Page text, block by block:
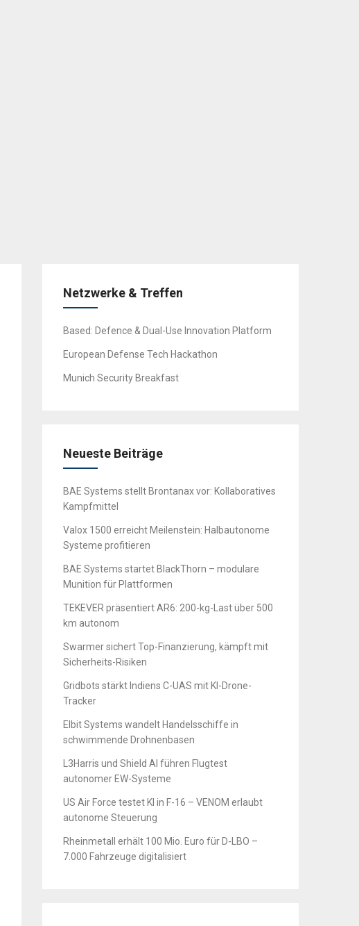
Netzwerke & Treffen
Based: Defence & Dual-Use Innovation Platform
European Defense Tech Hackathon
Munich Security Breakfast
Neueste Beiträge
BAE Systems stellt Brontanax vor: Kollaboratives
Kampfmittel
Valox 1500 erreicht Meilenstein: Halbautonome
Systeme profitieren
BAE Systems startet BlackThorn – modulare
Munition für Plattformen
TEKEVER präsentiert AR6: 200-kg-Last über 500
km autonom
Swarmer sichert Top-Finanzierung, kämpft mit
Sicherheits-Risiken
Gridbots stärkt Indiens C-UAS mit KI-Drone-
Tracker
Elbit Systems wandelt Handelsschiffe in
schwimmende Drohnenbasen
L3Harris und Shield AI führen Flugtest
autonomer EW-Systeme
US Air Force testet KI in F-16 – VENOM erlaubt
autonome Steuerung
Rheinmetall erhält 100 Mio. Euro für D-LBO –
7.000 Fahrzeuge digitalisiert